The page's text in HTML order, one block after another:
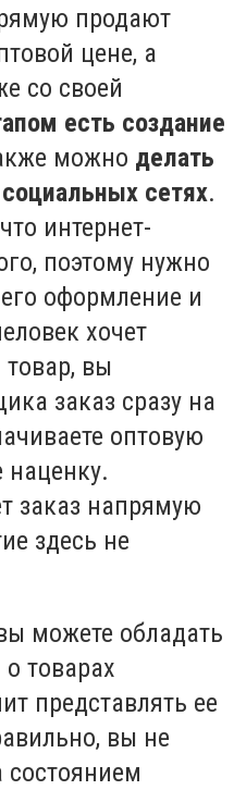
продают
цене, а
со своей
есть создание
можно делать
сетях.
интернет-
поэтому нужно
оформление и
хочет
вы
заказ сразу на
оптовую
наценку.
заказ напрямую
здесь не
можете обладать
товарах
представлять ее
вы не
состоянием